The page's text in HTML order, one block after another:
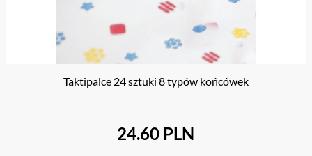
Taktipalce 24 sztuki 8 typów końcówek
24.60 PLN